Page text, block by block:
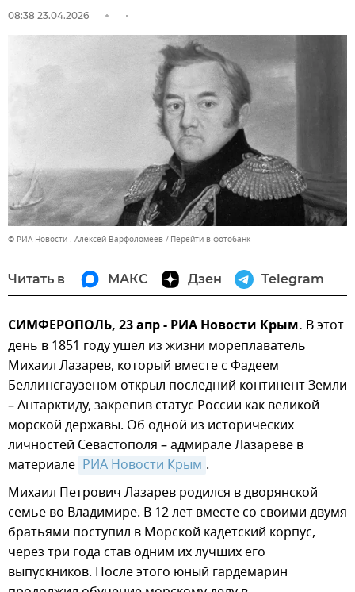
08:38 23.04.2026
© РИА Новости . Алексей Варфоломеев Перейти в фотобанк
Читать в МАКС Дзен Telegram
СИМФЕРОПОЛЬ, 23 апр - РИА Новости Крым. В этот
день в 1851 году ушел из жизни мореплаватель
Михаил Лазарев, который вместе с Фадеем
Беллинсгаузеном открыл последний континент Земли
– Антарктиду, закрепив статус России как великой
морской державы. Об одной из исторических
личностей Севастополя – адмирале Лазареве в
материале РИА Новости Крым .
Михаил Петрович Лазарев родился в дворянской
семье во Владимире. В 12 лет вместе со своими двумя
братьями поступил в Морской кадетский корпус,
через три года став одним их лучших его
выпускников. После этого юный гардемарин